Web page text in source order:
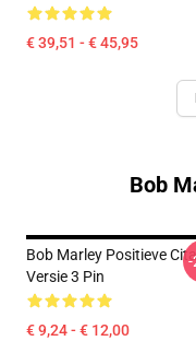
€ 39,51 - € 45,95
Bob
Bob Marley Positieve
Versie 3 Pin
€ 9,24 - € 12,00
-